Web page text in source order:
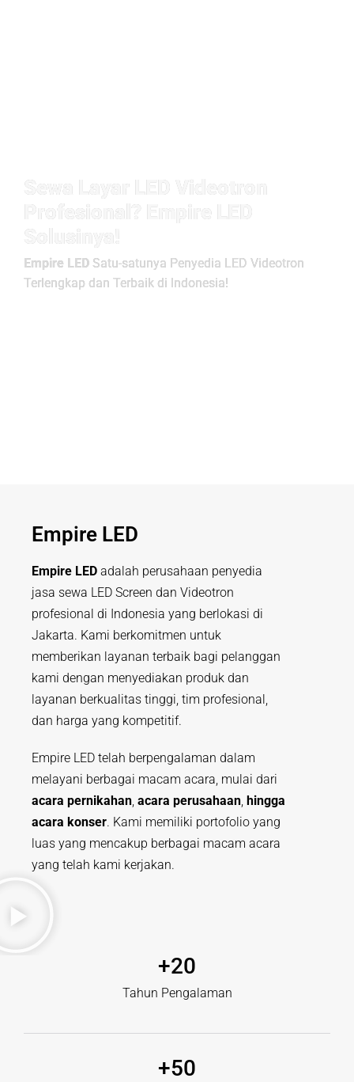
Sewa Layar LED Videotron
Profesional? Empire LED
Solusinya!
Empire LED Satu-satunya Penyedia LED Videotron
Terlengkap dan Terbaik di Indonesia!
Empire LED
Empire LED adalah perusahaan penyedia
jasa sewa LED Screen dan Videotron
profesional di Indonesia yang berlokasi di
Jakarta. Kami berkomitmen untuk
memberikan layanan terbaik bagi pelanggan
kami dengan menyediakan produk dan
layanan berkualitas tinggi, tim profesional,
dan harga yang kompetitif.
Empire LED telah berpengalaman dalam
melayani berbagai macam acara, mulai dari
acara pernikahan, acara perusahaan, hingga
acara konser. Kami memiliki portofolio yang
luas yang mencakup berbagai macam acara
yang telah kami kerjakan.
Tahun Pengalaman​
+20
+50